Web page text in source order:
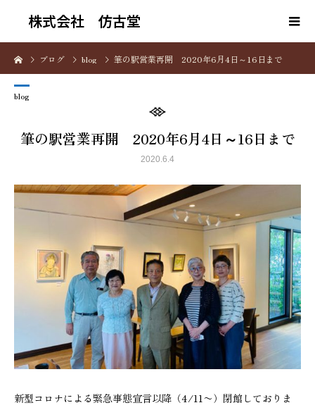
株式会社 仿古堂
ブログ blog 筆の駅営業再開 2020年6月4日～16日まで
blog
筆の駅営業再開 2020年6月4日～16日まで
2020.6.4
新型コロナによる緊急事態宣言以降（4/11〜）閉館しておりま